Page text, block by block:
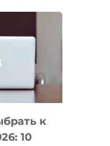
к
10